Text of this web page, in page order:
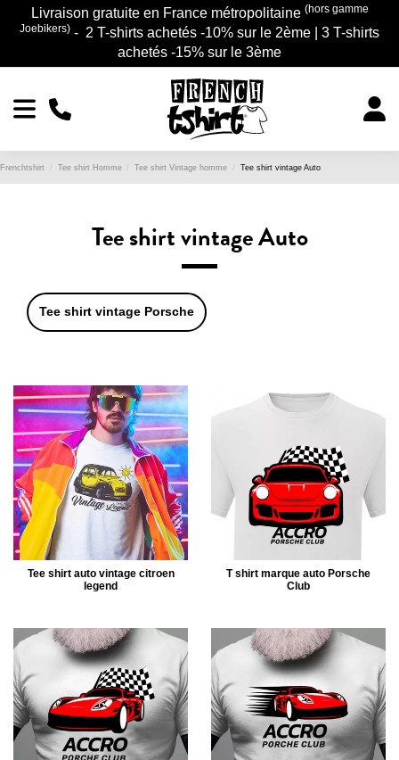
Livraison gratuite en France métropolitaine (hors gamme
Joebikers) - 2 T-shirts achetés -10% sur le 2ème | 3 T-shirts
achetés -15% sur le 3ème
Frenchtshirt Tee shirt Homme Tee shirt Vintage homme Tee shirt vintage Auto
Tee shirt vintage Auto
Tee shirt vintage Porsche
Tee shirt auto vintage citroen
legend
T shirt marque auto Porsche
Club